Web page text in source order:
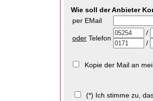
Wie soll der Anbieter
per EMail
oder Telefon
/
/
Kopie der Mail an
(*) Ich stimme zu,